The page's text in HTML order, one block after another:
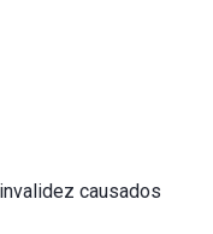
causados